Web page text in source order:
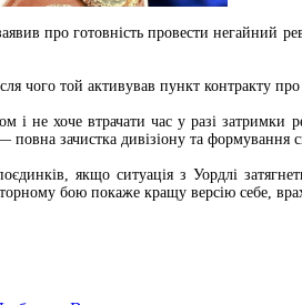
про готовність провести
чого той активував пункт контракту
не хоче втрачати час у разі затримки
повна зачистка дивізіону та
якщо ситуація з Уордлі
бою покаже кращу версію себе,